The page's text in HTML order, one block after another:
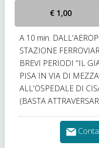
€ 1,00
A 10 min.
STAZIONE
BREVI PERIODI "IL
PISA IN VIA DI
ALL'OSPEDALE DI
(BASTA